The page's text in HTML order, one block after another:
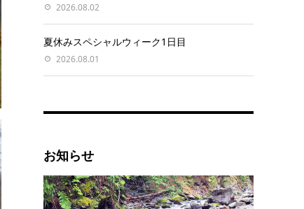
2026.08.02
夏休みスペシャルウィーク1日目
2026.08.01
お知らせ